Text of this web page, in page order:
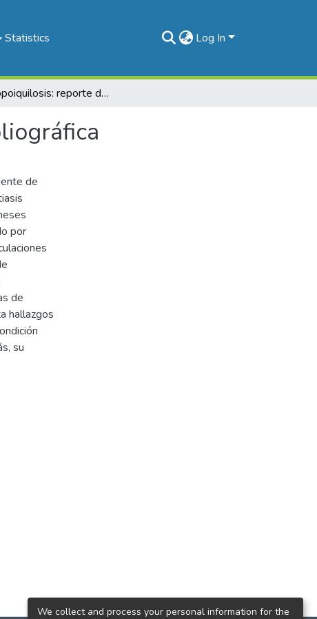
Statistics Log In
Osteopoiquilosis: reporte de un caso y revisión bibliográfica
de
por
de
hallazgos
su
We collect and process your personal information for the